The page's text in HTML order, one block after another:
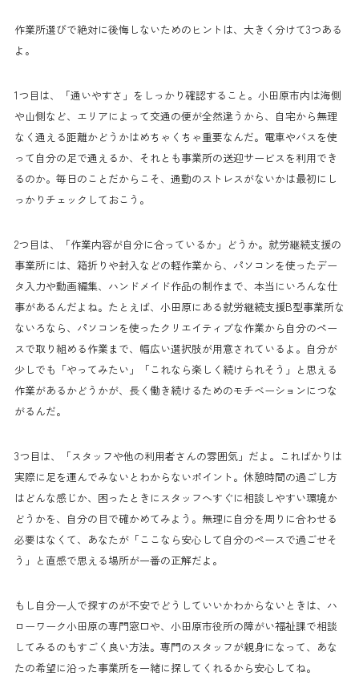
作業所選びで絶対に後悔しないためのヒントは、大きく分けて3つある
よ。
1つ目は、「通いやすさ」をしっかり確認すること。小田原市内は海側
や山側など、エリアによって交通の便が全然違うから、自宅から無理
なく通える距離かどうかはめちゃくちゃ重要なんだ。電車やバスを使
って自分の足で通えるか、それとも事業所の送迎サービスを利用でき
るのか。毎日のことだからこそ、通勤のストレスがないかは最初にし
っかりチェックしておこう。
2つ目は、「作業内容が自分に合っているか」どうか。就労継続支援の
事業所には、箱折りや封入などの軽作業から、パソコンを使ったデー
タ入力や動画編集、ハンドメイド作品の制作まで、本当にいろんな仕
事があるんだよね。たとえば、小田原にある就労継続支援B型事業所な
ないろなら、パソコンを使ったクリエイティブな作業から自分のペー
スで取り組める作業まで、幅広い選択肢が用意されているよ。自分が
少しでも「やってみたい」「これなら楽しく続けられそう」と思える
作業があるかどうかが、長く働き続けるためのモチベーションにつな
がるんだ。
3つ目は、「スタッフや他の利用者さんの雰囲気」だよ。こればかりは
実際に足を運んでみないとわからないポイント。休憩時間の過ごし方
はどんな感じか、困ったときにスタッフへすぐに相談しやすい環境か
どうかを、自分の目で確かめてみよう。無理に自分を周りに合わせる
必要はなくて、あなたが「ここなら安心して自分のペースで過ごせそ
う」と直感で思える場所が一番の正解だよ。
もし自分一人で探すのが不安でどうしていいかわからないときは、ハ
ローワーク小田原の専門窓口や、小田原市役所の障がい福祉課で相談
してみるのもすごく良い方法。専門のスタッフが親身になって、あな
たの希望に沿った事業所を一緒に探してくれるから安心してね。